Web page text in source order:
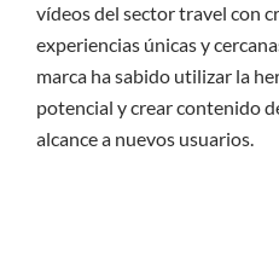
vídeos del sector travel con
experiencias únicas y
marca ha sabido utilizar la
potencial y crear contenido
alcance a nuevos usuarios.